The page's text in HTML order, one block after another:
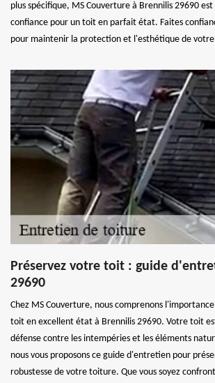
plus spécifique, MS Couverture à Brennilis 29690
confiance pour un toit en parfait état. Faites
pour maintenir la protection et l'esthétique de votre
Préservez votre toit : guide
29690
Chez MS Couverture, nous comprenons
toit en excellent état à Brennilis 29690. Votre toit
défense contre les intempéries et les éléments
nous vous proposons ce guide d'entretien pour
robustesse de votre toiture. Que vous soyez